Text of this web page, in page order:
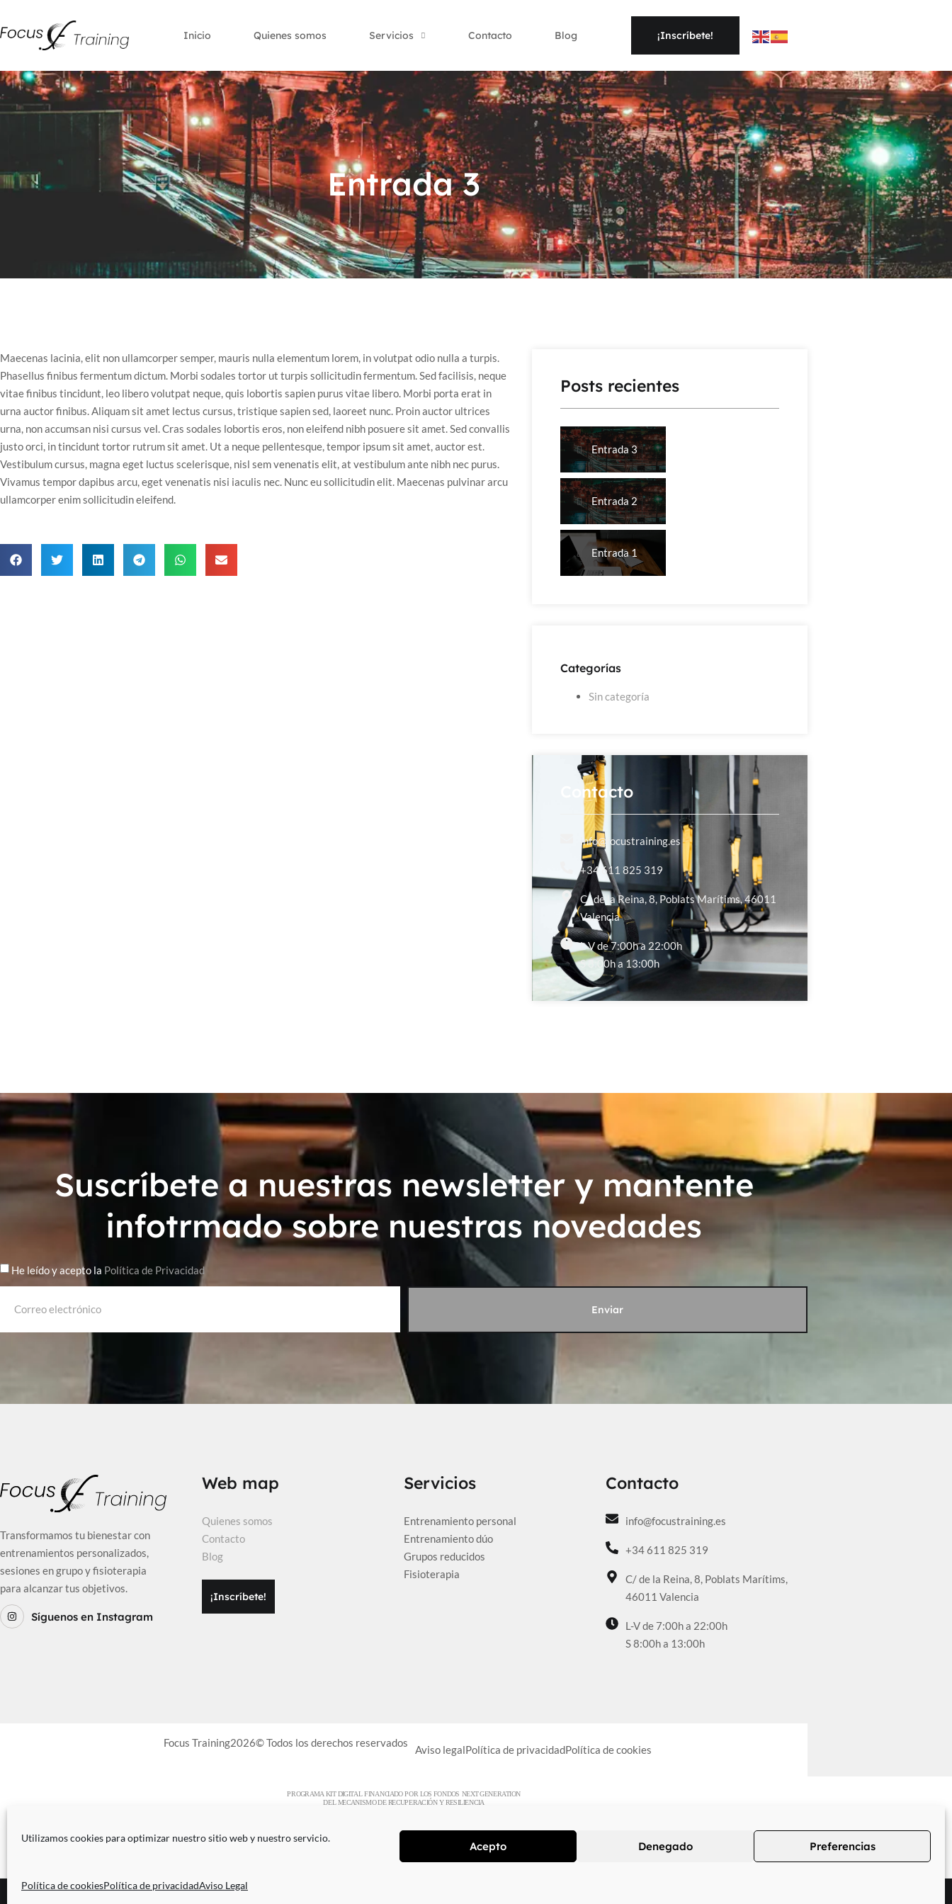
Utilizamos cookies para optimizar nuestro sitio web y nuestro servicio.
Acepto Denegado Preferencias
Política de cookiesPolítica de privacidadAviso Legal
Inicio Quienes somos Servicios Contacto Blog ¡Inscríbete!
Entrada 3
Maecenas lacinia, elit non ullamcorper semper, mauris nulla elementum lorem, in volutpat odio nulla a turpis.
Phasellus finibus fermentum dictum. Morbi sodales tortor ut turpis sollicitudin fermentum. Sed facilisis, neque
vitae finibus tincidunt, leo libero volutpat neque, quis lobortis sapien purus vitae libero. Morbi porta erat in
urna auctor finibus. Aliquam sit amet lectus cursus, tristique sapien sed, laoreet nunc. Proin auctor ultrices
urna, non accumsan nisi cursus vel. Cras sodales lobortis eros, non eleifend nibh posuere sit amet. Sed convallis
justo orci, in tincidunt tortor rutrum sit amet. Ut a neque pellentesque, tempor ipsum sit amet, auctor est.
Vestibulum cursus, magna eget luctus scelerisque, nisl sem venenatis elit, at vestibulum ante nibh nec purus.
Vivamus tempor dapibus arcu, eget venenatis nisi iaculis nec. Nunc eu sollicitudin elit. Maecenas pulvinar arcu
ullamcorper enim sollicitudin eleifend.
Posts recientes
Entrada 3
Entrada 2
Entrada 1
Categorías
Sin categoría
Contacto
info@focustraining.es
+34 611 825 319
C/ de la Reina, 8, Poblats Marítims, 46011
Valencia
L-V de 7:00h a 22:00h
S 8:00h a 13:00h
Suscríbete a nuestras newsletter y mantente
infotrmado sobre nuestras novedades
He leído y acepto la Política de Privacidad
Enviar
Transformamos tu bienestar con
entrenamientos personalizados,
sesiones en grupo y fisioterapia
para alcanzar tus objetivos.
Síguenos en Instagram
Web map
Quienes somos
Contacto
Blog
¡Inscríbete!
Servicios
Entrenamiento personal
Entrenamiento dúo
Grupos reducidos
Fisioterapia
Contacto
info@focustraining.es
+34 611 825 319
C/ de la Reina, 8, Poblats Marítims,
46011 Valencia
L-V de 7:00h a 22:00h
S 8:00h a 13:00h
Focus Training2026© Todos los derechos reservados
Aviso legalPolítica de privacidadPolítica de cookies